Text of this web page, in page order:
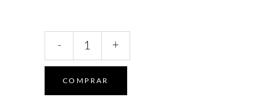
+
Toner
- +
COMPRAR